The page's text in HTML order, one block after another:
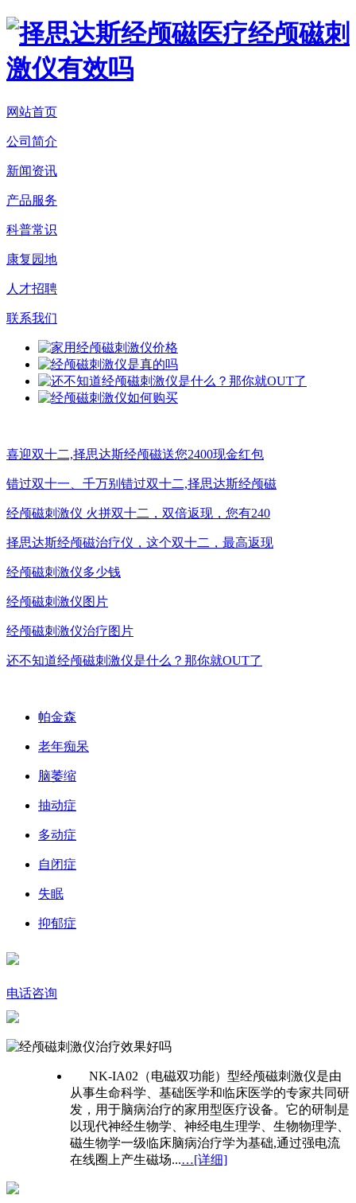
网站首页
公司简介
新闻资讯
产品服务
科普常识
康复园地
人才招聘
联系我们
喜迎双十二,择思达斯经颅磁送您2400现金红包
错过双十一、千万别错过双十二,择思达斯经颅磁
经颅磁刺激仪 火拼双十二，双倍返现，您有240
择思达斯经颅磁治疗仪，这个双十二，最高返现
经颅磁刺激仪多少钱
经颅磁刺激仪图片
经颅磁刺激仪治疗图片
还不知道经颅磁刺激仪是什么？那你就OUT了
帕金森
老年痴呆
脑萎缩
抽动症
多动症
自闭症
失眠
抑郁症
电话咨询
NK-IA02（电磁双功能）型经颅磁刺激仪是由
从事生命科学、基础医学和临床医学的专家共同研
发，用于脑病治疗的家用型医疗设备。它的研制是
以现代神经生物学、神经电生理学、生物物理学、
磁生物学一级临床脑病治疗学为基础,通过强电流
在线圈上产生磁场...…[详细]